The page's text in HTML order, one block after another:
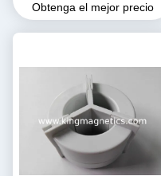
la obstrucción común del
Obtenga el mejor precio